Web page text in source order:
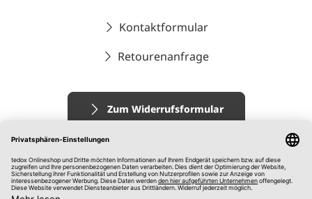
Kontaktformular
Retourenanfrage
Zum Widerrufsformular
Impressum
AGB